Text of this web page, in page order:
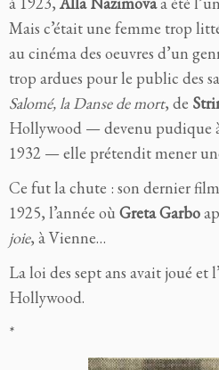
Mais c’était une femme trop
au cinéma des oeuvres d’un
trop ardues pour le public des
Salomé, la Danse de mort, de
Hollywood — devenu pudique à
1932 — elle prétendit mener
Ce fut la chute : son dernier
1925, l’année où Greta Garbo
joie, à Vienne…
La loi des sept ans avait joué et
Hollywood.
*